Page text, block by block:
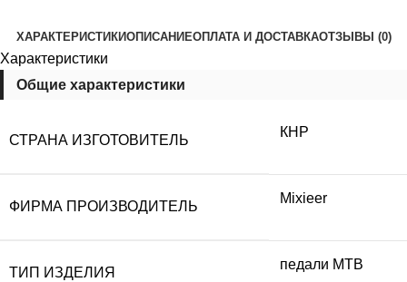
ХАРАКТЕРИСТИКИОПИСАНИЕОПЛАТА И ДОСТАВКАОТЗЫВЫ (0)
Характеристики
Общие характеристики
СТРАНА ИЗГОТОВИТЕЛЬ
КНР
ФИРМА ПРОИЗВОДИТЕЛЬ
Mixieer
ТИП ИЗДЕЛИЯ
педали MTB